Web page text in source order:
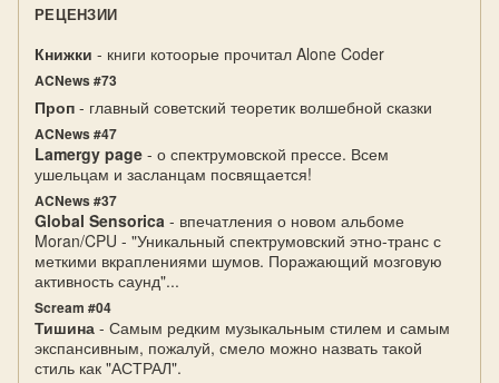
РЕЦЕНЗИИ
Книжки - книги котоорые прочитал Alone Coder
ACNews #73
Проп - главный советский теоретик волшебной сказки
ACNews #47
Lamergy page - о спектрумовской прессе. Всем
ушельцам и засланцам посвящается!
ACNews #37
Global Sensorica - впечатления о новом альбоме
Moran/CPU - "Уникальный спектрумовский этно-транс с
меткими вкраплениями шумов. Поражающий мозговую
активность саунд"...
Scream #04
Тишина - Самым редким музыкальным стилем и самым
экспансивным, пожалуй, смело можно назвать такой
стиль как "АСТРАЛ".